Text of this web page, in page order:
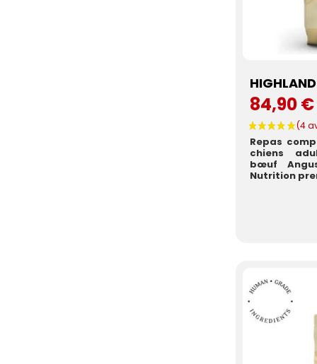
84,90 €
Repas
chiens
bœuf
Nutrition